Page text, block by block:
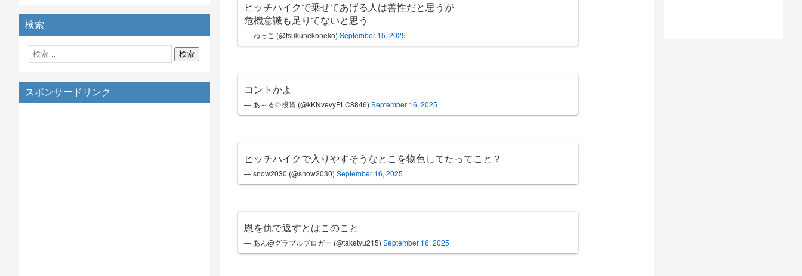
検索
スポンサードリンク
ヒッチハイクで乗せてあげる人は善性だと思うが
危機意識も足りてないと思う
— ねっこ (@tsukunekoneko) September 15, 2025
コントかよ
— あ～る＠投資 (@kKNvevyPLC8846) September 16, 2025
ヒッチハイクで入りやすそうなとこを物色してたってこと？
— snow2030 (@snow2030) September 16, 2025
恩を仇で返すとはこのこと
— あん@グラブルブロガー (@taketyu215) September 16, 2025